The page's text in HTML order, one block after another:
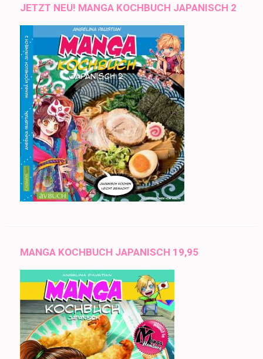
JETZT NEU! MANGA KOCHBUCH JAPANISCH 2
MANGA KOCHBUCH JAPANISCH 19,95